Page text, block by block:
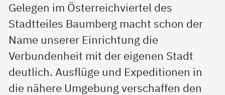
Gelegen im Österreichviertel des
Stadtteiles Baumberg macht schon der
Name unserer Einrichtung die
Verbundenheit mit der eigenen Stadt
deutlich. Ausflüge und Expeditionen in
die nähere Umgebung verschaffen den